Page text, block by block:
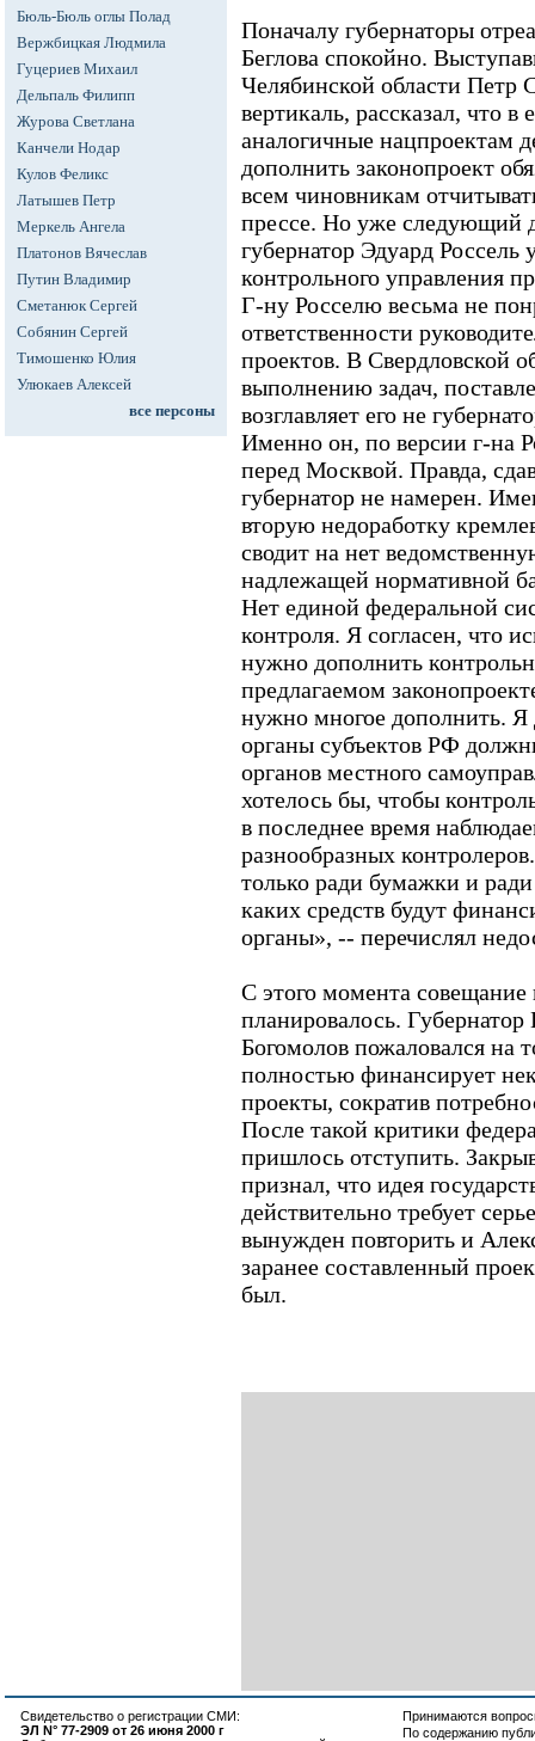
Бюль-Бюль оглы Полад
Вержбицкая Людмила
Гуцериев Михаил
Дельпаль Филипп
Журова Светлана
Канчели Нодар
Кулов Феликс
Латышев Петр
Меркель Ангела
Платонов Вячеслав
Путин Владимир
Сметанюк Сергей
Собянин Сергей
Тимошенко Юлия
Улюкаев Алексей
все персоны
Поначалу губернаторы
Беглова спокойно.
Челябинской области Петр
вертикаль, рассказал, что
аналогичные нацпроектам
дополнить законопроект
всем чиновникам
прессе. Но уже следующий
губернатор Эдуард Россель
контрольного управления
Г-ну Росселю весьма не
ответственности
проектов. В Свердловской
выполнению задач,
возглавляет его не
Именно он, по версии г-на
перед Москвой. Правда,
губернатор не намерен.
вторую недоработку
сводит на нет
надлежащей нормативной
Нет единой федеральной
контроля. Я согласен, что
нужно дополнить
предлагаемом
нужно многое дополнить.
органы субъектов РФ
органов местного
хотелось бы, чтобы
в последнее время
разнообразных
только ради бумажки и
каких средств будут
органы», -- перечислял
С этого момента
планировалось. Губернатор
Богомолов пожаловался на
полностью финансирует
проекты, сократив
После такой критики
пришлось отступить.
признал, что идея
действительно требует
вынужден повторить и
заранее составленный
был.
Свидетельство о регистрации СМИ:
ЭЛ N° 77-2909 от 26 июня 2000 г
Принимаются
По содержанию